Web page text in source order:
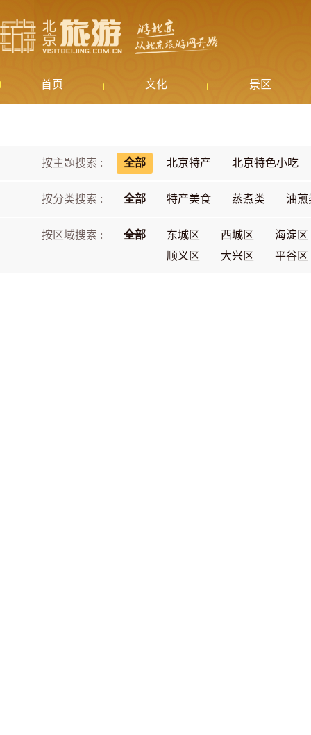
首页 文化 景区
按主题搜索 : 全部 北京特产 北京特色小吃
按分类搜索 : 全部 特产美食 蒸煮类 油煎
按区域搜索 : 全部 东城区 西城区
海淀区
顺义区
大兴区 平谷区